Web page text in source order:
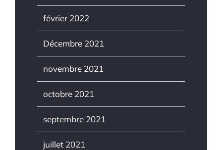
février 2022
Décembre 2021
novembre 2021
octobre 2021
septembre 2021
juillet 2021